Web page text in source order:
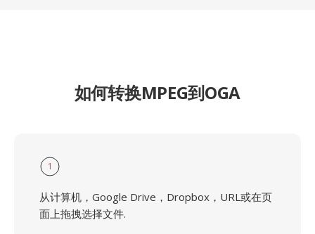
如何转换MPEG到OGA
1
从计算机，Google Drive，Dropbox，URL或在页
面上拖拽选择文件.